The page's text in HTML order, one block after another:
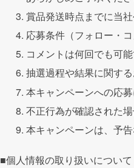
賞品発送時点までに当
応募条件（フォロー・
コメントは何回でも可
抽選過程や結果に関す
本キャンペーンへの応
不正行為が確認された
本キャンペーンは、予
■個人情報の取り扱いについて